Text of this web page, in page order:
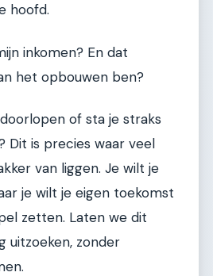
hoofd.
inkomen? En dat
het opbouwen ben?
of sta je straks
Dit is precies waar veel
van liggen. Je wilt je
je wilt je eigen toekomst
zetten. Laten we dit
uitzoeken, zonder